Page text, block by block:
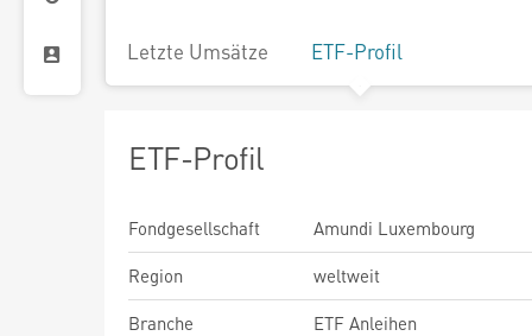
Letzte Umsätze ETF-Profil
ETF-Profil
Fondgesellschaft
Amundi Luxembourg
Region
weltweit
Branche
ETF Anleihen